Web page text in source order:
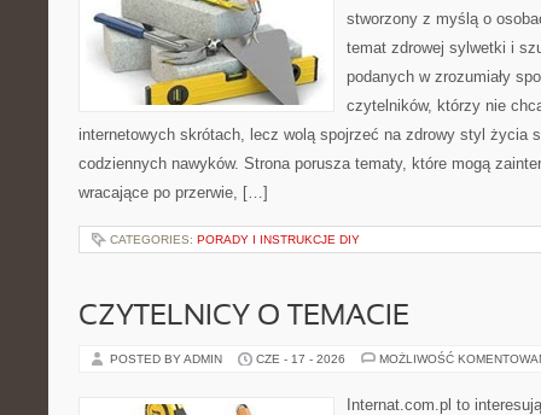
stworzony z myślą o
temat zdrowej sylwetki i
podanych w zrozumiały
czytelników, którzy nie
internetowych skrótach, lecz wolą spojrzeć na zdrowy styl życia
codziennych nawyków. Strona porusza tematy, które mogą
wracające po przerwie, […]
CATEGORIES: PORADY I INSTRUKCJE DIY
CZYTELNICY O TEMACIE
POSTED BY ADMIN CZE - 17 - 2026 MOŻLIWOŚĆ
Internat.com.pl to